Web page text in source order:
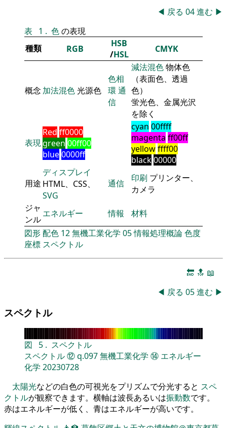
◀ 戻る 04進む ▶
表
1 . 色の表現
種類
RGB
HSB
/HSL CMYK
概念 加法混色光源色
色相
環 通
信
減法混色物体色
（表面色、透過
色）
蛍光色、金属光沢
を除く
表現
Red ff0000
green 00ff00
blue0000ff
cyan 00ffff
magenta ff00ff
yellowffff00
black00000
用途
ディスプレイ
HTML、CSS、
SVG
通信 印刷 プリンター、
カメラ
ジャ
ンル
エネルギー 情報
材料
図形配色 12無機工業化学 05情報処理概論色度
座標 スペクトル
🔚 🔝 📖
◀ 戻る 05進む ▶
スペクトル
図 5 . スペクトル
スペクトル⑫q.097無機工業化学 ⑭ エネルギー
化学 20230728
太陽光などの白色の可視光をプリズムで分光すると スペ
クトルが観察できます。横軸は波長あるいは振動数です。
赤はエネルギーが低く、青はエネルギーが高いです。